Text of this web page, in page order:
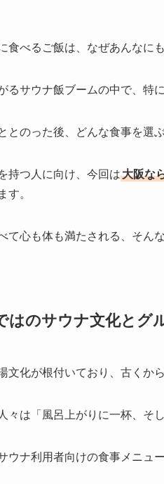
食べるご飯は、なぜあんなに
るサウナ飯ブームの中で、特
とのった後、どんな食事を選
持つ人に向け、今回は大阪な
す。
て心も体も満たされる、そん
はのサウナ文化とグ
文化が根付いており、古くか
々は「風呂上がりに一杯、そ
ウナ利用者向けの食事メニュ